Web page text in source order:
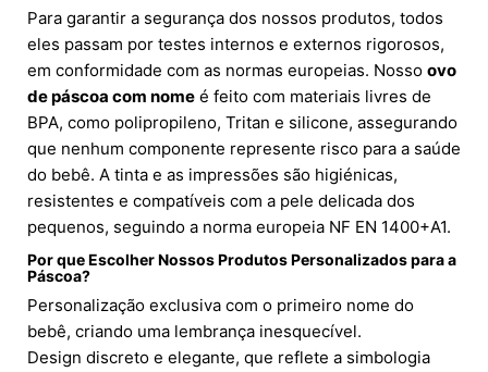
Para garantir a segurança dos nossos produtos, todos
eles passam por testes internos e externos rigorosos,
em conformidade com as normas europeias. Nosso ovo
de páscoa com nome é feito com materiais livres de
BPA, como polipropileno, Tritan e silicone, assegurando
que nenhum componente represente risco para a saúde
do bebê. A tinta e as impressões são higiénicas,
resistentes e compatíveis com a pele delicada dos
pequenos, seguindo a norma europeia NF EN 1400+A1.
Por que Escolher Nossos Produtos Personalizados para a
Páscoa?
Personalização exclusiva com o primeiro nome do
bebê, criando uma lembrança inesquecível.
Design discreto e elegante, que reflete a simbologia